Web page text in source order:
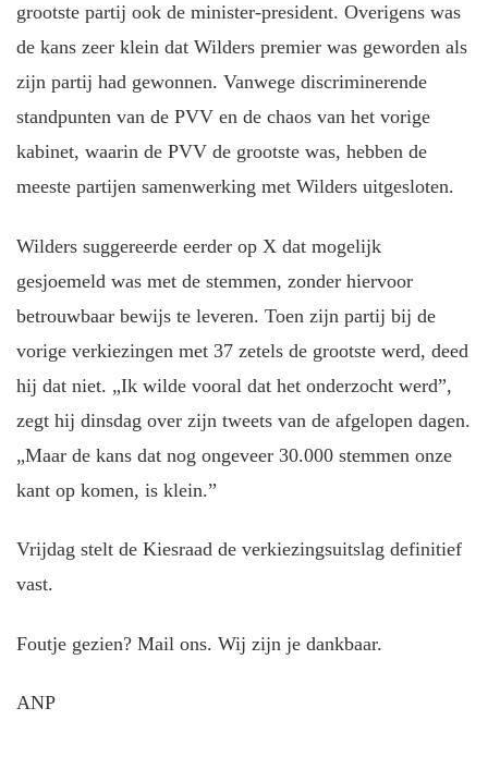
grootste partij ook de minister-president. Overigens was
de kans zeer klein dat Wilders premier was geworden als
zijn partij had gewonnen. Vanwege discriminerende
standpunten van de PVV en de chaos van het vorige
kabinet, waarin de PVV de grootste was, hebben de
meeste partijen samenwerking met Wilders uitgesloten.
Wilders suggereerde eerder op X dat mogelijk
gesjoemeld was met de stemmen, zonder hiervoor
betrouwbaar bewijs te leveren. Toen zijn partij bij de
vorige verkiezingen met 37 zetels de grootste werd, deed
hij dat niet. „Ik wilde vooral dat het onderzocht werd”,
zegt hij dinsdag over zijn tweets van de afgelopen dagen.
„Maar de kans dat nog ongeveer 30.000 stemmen onze
kant op komen, is klein.”
Vrijdag stelt de Kiesraad de verkiezingsuitslag definitief
vast.
Foutje gezien? Mail ons. Wij zijn je dankbaar.
ANP